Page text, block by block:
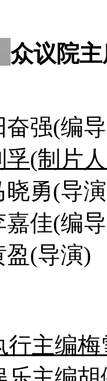
众议院
奋强(编
孚(制片
晓勇(导
佳(编
盈(导演)
行主编